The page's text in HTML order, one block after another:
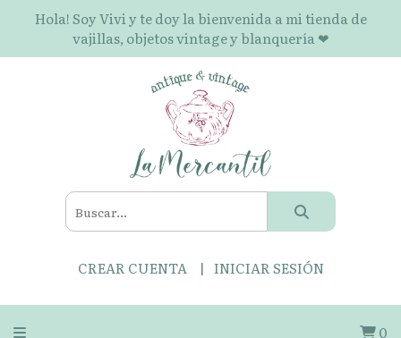
Hola! Soy Vivi y te doy la bienvenida a mi tienda de
vajillas, objetos vintage y blanquería ❤
CREAR CUENTA INICIAR SESIÓN
0